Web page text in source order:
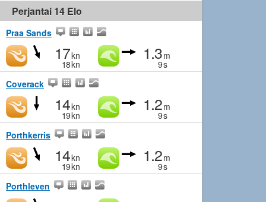
Perjantai 14 Elo
Praa Sands
17kn
18kn
1.3m
9s
Coverack
14kn
19kn
1.2m
9s
Porthkerris
14kn
19kn
1.2m
9s
Porthleven